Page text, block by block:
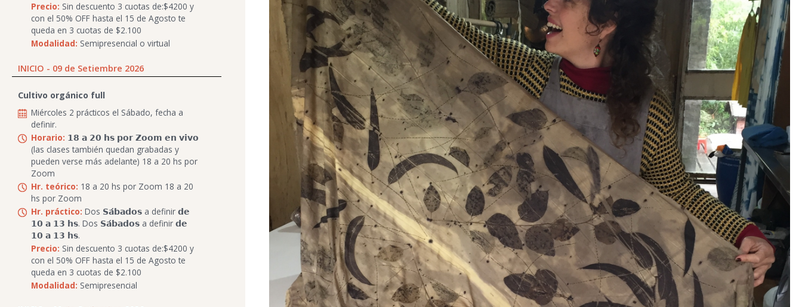
Precio: Sin descuento 3 cuotas de:$4200 y
con el 50% OFF hasta el 15 de Agosto te
queda en 3 cuotas de $2.100
Modalidad: Semipresencial o virtual
INICIO - 09 de Setiembre 2026
Cultivo orgánico full
Miércoles 2 prácticos el Sábado, fecha a
definir.
Horario: 𝟭𝟴 𝗮 𝟮𝟬 𝗵𝘀 𝗽𝗼𝗿 𝗭𝗼𝗼𝗺 𝗲𝗻 𝘃𝗶𝘃𝗼
(las clases también quedan grabadas y
pueden verse más adelante) 18 a 20 hs por
Zoom
Hr. teórico: 18 a 20 hs por Zoom 18 a 20
hs por Zoom
Hr. práctico: Dos 𝗦𝗮́𝗯𝗮𝗱𝗼𝘀 a definir 𝗱𝗲
𝟭𝟬 𝗮 𝟭𝟯 𝗵𝘀. Dos 𝗦𝗮́𝗯𝗮𝗱𝗼𝘀 a definir 𝗱𝗲
𝟭𝟬 𝗮 𝟭𝟯 𝗵𝘀.
Precio: Sin descuento 3 cuotas de:$4200 y
con el 50% OFF hasta el 15 de Agosto te
queda en 3 cuotas de $2.100
Modalidad: Semipresencial